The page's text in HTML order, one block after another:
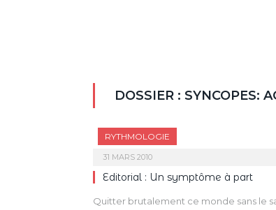
DOSSIER : SYNCOPES:
RYTHMOLOGIE
31 MARS 2010
Editorial : Un symptôme à part
Quitter brutalement ce monde sans le